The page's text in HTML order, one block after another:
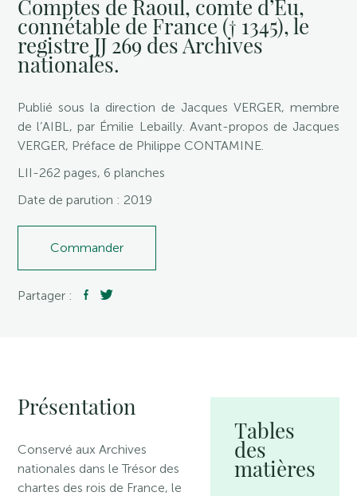
Comptes de Raoul, comte d’Eu,
connétable de France († 1345), le
registre JJ 269 des Archives
nationales.
Publié sous la direction de Jacques VERGER, membre
de l’AIBL, par Émilie Lebailly. Avant-propos de Jacques
VERGER, Préface de Philippe CONTAMINE.
LII-262 pages, 6 planches
Date de parution : 2019
Commander
Partager :
Présentation
Conservé aux Archives
nationales dans le Trésor des
chartes des rois de France, le
Tables
des
matières